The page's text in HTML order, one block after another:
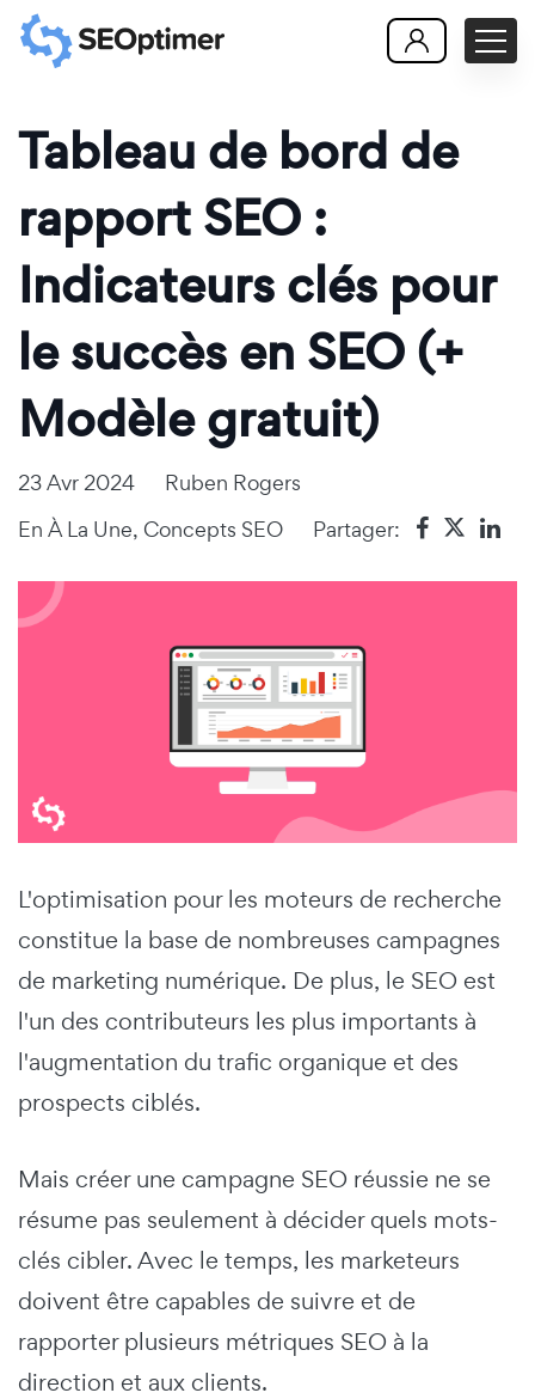
Tableau de bord de
rapport SEO :
Indicateurs clés pour
le succès en SEO (+
Modèle gratuit)
23 Avr 2024
Ruben Rogers
En À La Une, Concepts SEO Partager:
L'optimisation pour les moteurs de recherche
constitue la base de nombreuses campagnes
de marketing numérique. De plus, le SEO est
l'un des contributeurs les plus importants à
l'augmentation du trafic organique et des
prospects ciblés.
Mais créer une campagne SEO réussie ne se
résume pas seulement à décider quels mots-
clés cibler. Avec le temps, les marketeurs
doivent être capables de suivre et de
rapporter plusieurs métriques SEO à la
direction et aux clients.